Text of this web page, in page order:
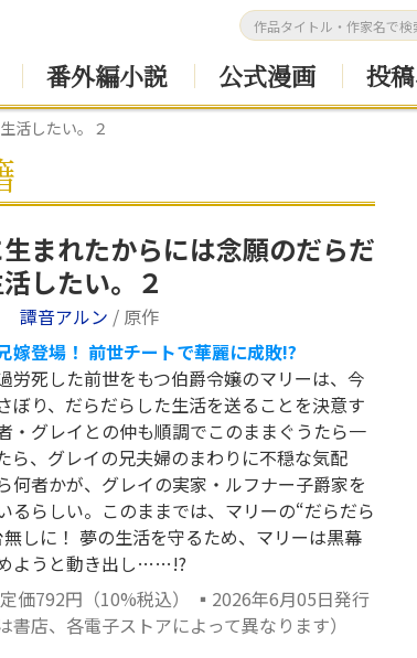
番外編小説 公式漫画 投
活したい。２
まれたからには念願のだらだ
したい。２
譚音アルン / 原作
嫁登場！ 前世チートで華麗に成敗!?
労死した前世をもつ伯爵令嬢のマリーは、今
ぼり、だらだらした生活を送ることを決意す
・グレイとの仲も順調でこのままぐうたら一
たら、グレイの兄夫婦のまわりに不穏な気配
者かが、グレイの実家・ルフナー子爵家を
るらしい。このままでは、マリーの“だらだら
しに！ 夢の生活を守るため、マリーは黒幕
ようと動き出し……!?
価792円（10%税込） ▪2026年6月05日発行
書店、各電子ストアによって異なります）